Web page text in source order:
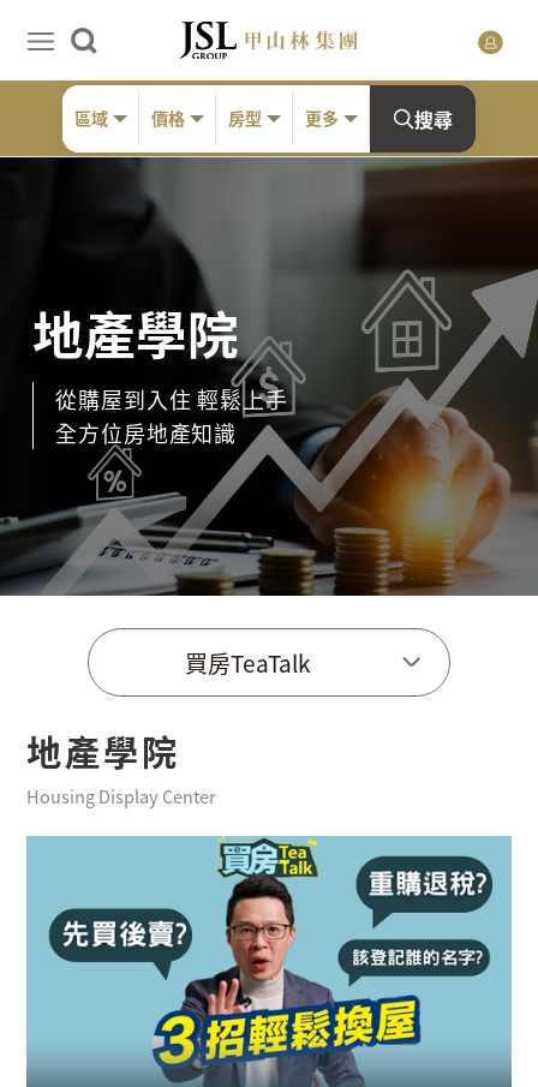
區域 價格 房型 更多 搜尋
地產學院
從購屋到入住 輕鬆上手
全方位房地產知識
買房TeaTalk
地產學院
Housing Display Center